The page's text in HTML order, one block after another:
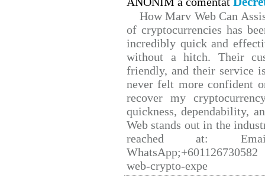
How Marv Web Can
of cryptocurrencies has
incredibly quick and
without a hitch. Their
friendly, and their service
never felt more confident
recover my
quickness, dependability,
Web stands out in the
reached at: Email
web-crypto-expe